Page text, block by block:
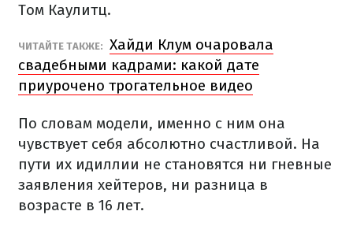
Том Каулитц.
ЧИТАЙТЕ ТАКЖЕ: Хайди Клум очаровала
свадебными кадрами: какой дате
приурочено трогательное видео
По словам модели, именно с ним она
чувствует себя абсолютно счастливой. На
пути их идиллии не становятся ни гневные
заявления хейтеров, ни разница в
возрасте в 16 лет.